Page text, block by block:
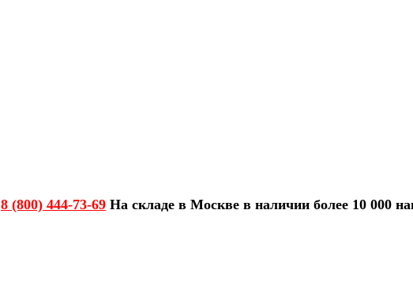
8 (800) 444-73-69 На складе в Москве в наличии более 10 000